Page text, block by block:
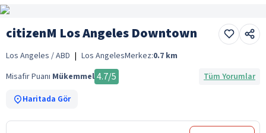
citizenM Los Angeles Downtown
Los Angeles / ABD | Los AngelesMerkez:0.7 km
Misafir Puanı Mükemmel 4.7/5
Tüm Yorumlar
Haritada Gör